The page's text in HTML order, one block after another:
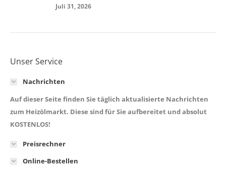
Juli 31, 2026
Unser Service
Nachrichten
Auf dieser Seite finden Sie täglich aktualisierte Nachrichten
zum Heizölmarkt. Diese sind für Sie aufbereitet und absolut
KOSTENLOS!
Preisrechner
Online-Bestellen